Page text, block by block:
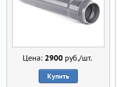
Цена: 2900руб./шт.
Купить